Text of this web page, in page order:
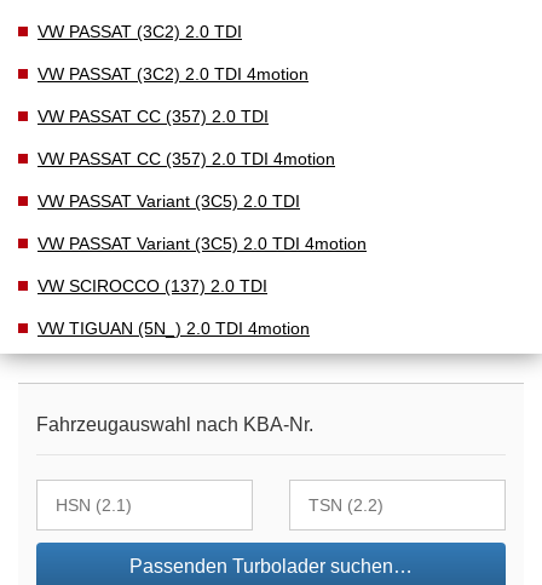
VW PASSAT (3C2) 2.0 TDI
VW PASSAT (3C2) 2.0 TDI 4motion
VW PASSAT CC (357) 2.0 TDI
VW PASSAT CC (357) 2.0 TDI 4motion
VW PASSAT Variant (3C5) 2.0 TDI
VW PASSAT Variant (3C5) 2.0 TDI 4motion
VW SCIROCCO (137) 2.0 TDI
VW TIGUAN (5N_) 2.0 TDI 4motion
Fahrzeugauswahl nach KBA-Nr.
Passenden Turbolader suchen…